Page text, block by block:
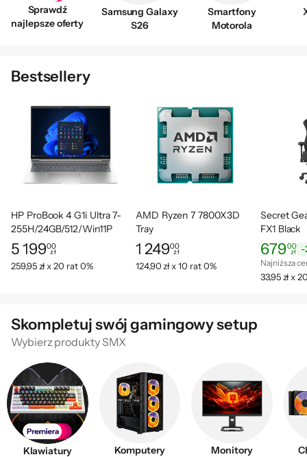
Sprawdź
najlepsze oferty
Samsung Galaxy
S26
Smartfony
Motorola
Bestsellery
HP ProBook 4 G1i Ultra 7-
255H/24GB/512/Win11P
Cena: 5 199,00 zł
5 19900
zł
259,95 zł x 20 rat 0%
AMD Ryzen 7 7800X3D
Tray
Cena: 1 249,00 zł
1 24900
zł
124,90 zł x 10 rat 0%
Secret
FX1 Black
Cena:
Najniższa
67900
zł -
Najniższa
33,95 zł x
Skompletuj swój gamingowy setup
Wybierz produkty SMX
Klawiatury Komputery Monitory